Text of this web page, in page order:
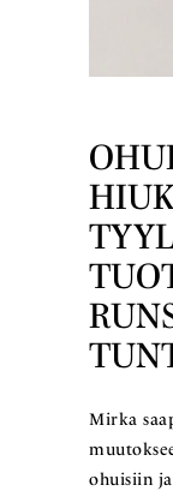
Mirka
ohuisiin